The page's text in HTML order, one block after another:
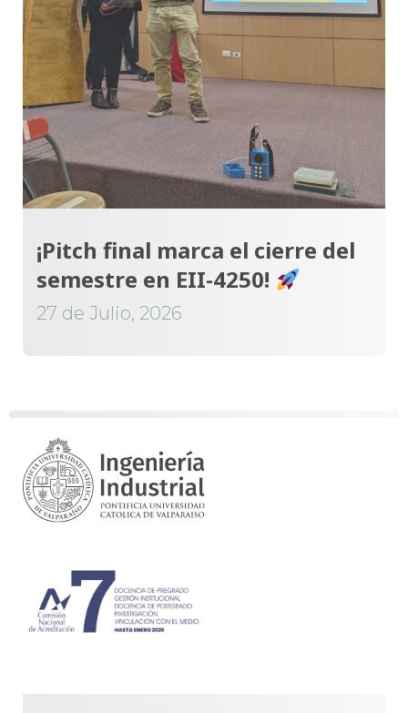
¡Pitch final marca el cierre del
semestre en EII-4250!
27 de Julio, 2026